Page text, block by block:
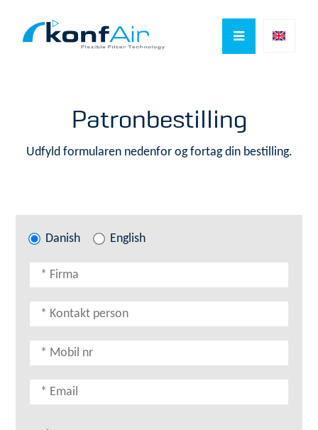

Patronbestilling
Udfyld formularen nedenfor og fortag din bestilling.
Danish English